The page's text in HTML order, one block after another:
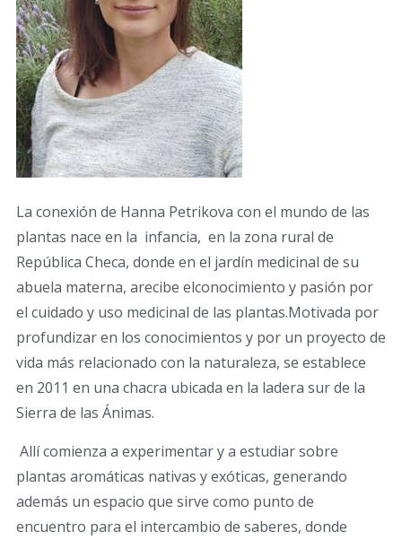
La conexión de Hanna Petrikova con el mundo de las
plantas nace en la infancia, en la zona rural de
República Checa, donde en el jardín medicinal de su
abuela materna, arecibe elconocimiento y pasión por
el cuidado y uso medicinal de las plantas.Motivada por
profundizar en los conocimientos y por un proyecto de
vida más relacionado con la naturaleza, se establece
en 2011 en una chacra ubicada en la ladera sur de la
Sierra de las Ánimas.
Allí comienza a experimentar y a estudiar sobre
plantas aromáticas nativas y exóticas, generando
además un espacio que sirve como punto de
encuentro para el intercambio de saberes, donde